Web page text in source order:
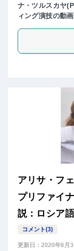
ナ・ツルスカヤ
ィング演技の動画
アリサ・フ
プリファイ
説：ロシア
コメント(3)
更新日： 2020年6月3